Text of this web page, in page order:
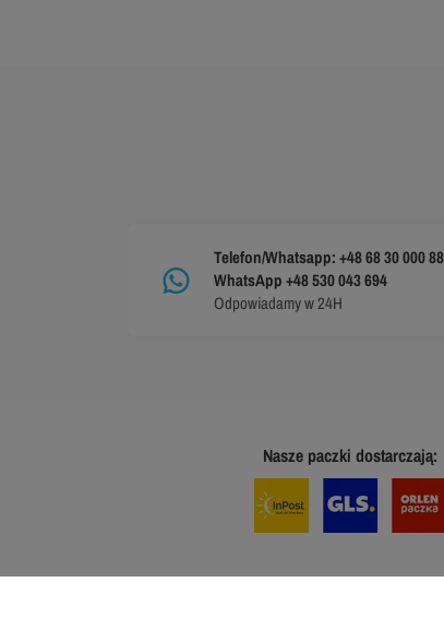
Telefon/Whatsapp: +48 68 30 000
WhatsApp +48 530 043 694
Odpowiadamy w 24H
Nasze paczki dostarczają: